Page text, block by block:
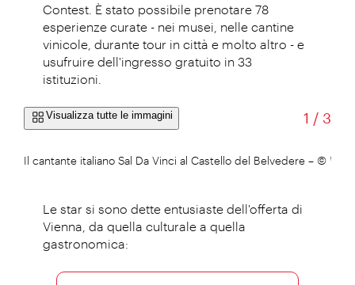
Contest. È stato possibile prenotare 78
esperienze curate - nei musei, nelle cantine
vinicole, durante tour in città e molto altro - e
usufruire dell'ingresso gratuito in 33
istituzioni.
Visualizza tutte le immagini 1 /di
3
Il cantante italiano Sal Da Vinci al Castello del Belvedere – ©
Le star si sono dette entusiaste dell'offerta di
Vienna, da quella culturale a quella
gastronomica: